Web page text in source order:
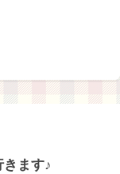
ます♪